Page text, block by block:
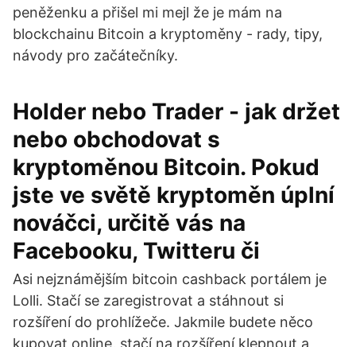
peněženku a přišel mi mejl že je mám na
blockchainu Bitcoin a kryptoměny - rady, tipy,
návody pro začátečníky.
Holder nebo Trader - jak držet
nebo obchodovat s
kryptoměnou Bitcoin. Pokud
jste ve světě kryptoměn úplní
nováčci, určitě vás na
Facebooku, Twitteru či
Asi nejznámějším bitcoin cashback portálem je
Lolli. Stačí se zaregistrovat a stáhnout si
rozšíření do prohlížeče. Jakmile budete něco
kupovat online, stačí na rozšíření klepnout a